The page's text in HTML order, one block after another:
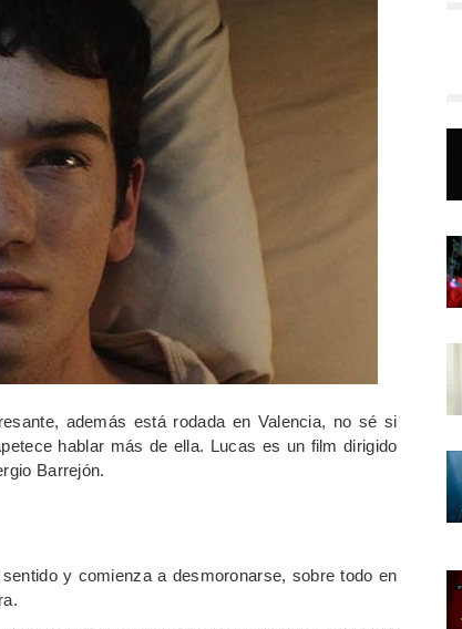
además está rodada en Valencia, no sé si
hablar más de ella. Lucas es un film dirigido
Barrejón.
y comienza a desmoronarse, sobre todo en